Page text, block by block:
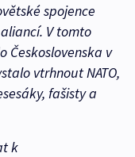
spojence
V tomto
Československa v
vtrhnout NATO,
fašisty a
k